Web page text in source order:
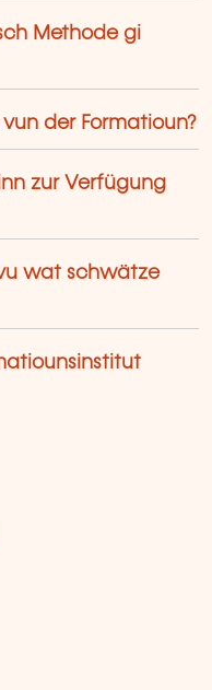
Methode gi
der Formatioun?
zur Verfügung
wat schwätze